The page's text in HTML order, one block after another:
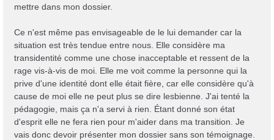
Trans District
Forum d'information sur les transidentités masculines FtM/FtX/Ft*
mettre dans mon dossier.
Ce n'est même pas envisageable de le lui demander car la
situation est très tendue entre nous. Elle considère ma
transidentité comme une chose inacceptable et ressent de la
rage vis-à-vis de moi. Elle me voit comme la personne qui la
prive d'une identité dont elle était fière, car elle considère qu'à
cause de moi elle ne peut plus se dire lesbienne. J'ai tenté la
pédagogie, mais ça n'a servi à rien. Étant donné son état
d'esprit elle ne fera rien pour m'aider dans ma transition. Je
vais donc devoir présenter mon dossier sans son témoignage.